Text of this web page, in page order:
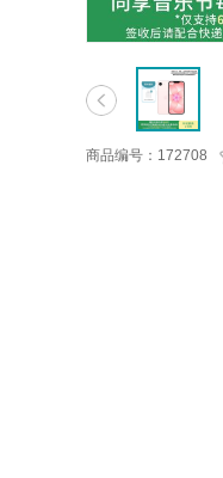
商品编号：172708